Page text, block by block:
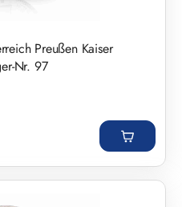
Preußen Kaiser
Nr. 97